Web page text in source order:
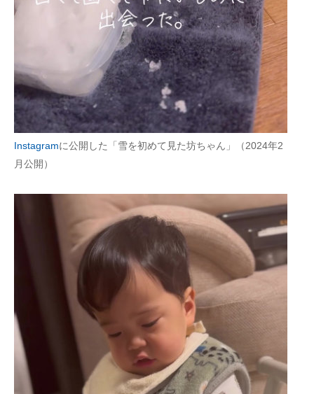
Instagramに公開した「雪を初めて見た坊ちゃん」（2024年2
月公開）